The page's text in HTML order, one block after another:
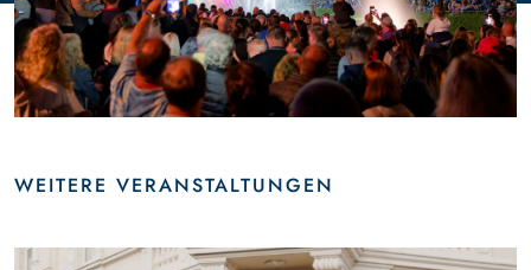
WEITERE VERANSTALTUNGEN